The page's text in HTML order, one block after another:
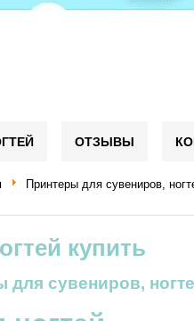
ОТЗЫВЫ
Принтеры для сувениров,
купить
для сувениров,